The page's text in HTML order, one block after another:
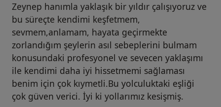
Zeynep hanımla yaklaşık bir yıldır çalışıyoruz ve
bu süreçte kendimi keşfetmem,
sevmem,anlamam, hayata geçirmekte
zorlandığım şeylerin asıl sebeplerini bulmam
konusundaki profesyonel ve sevecen yaklaşımı
ile kendimi daha iyi hissetmemi sağlaması
benim için çok kıymetli.Bu yolculuktaki eşliği
çok güven verici. İyi ki yollarımız kesişmiş.